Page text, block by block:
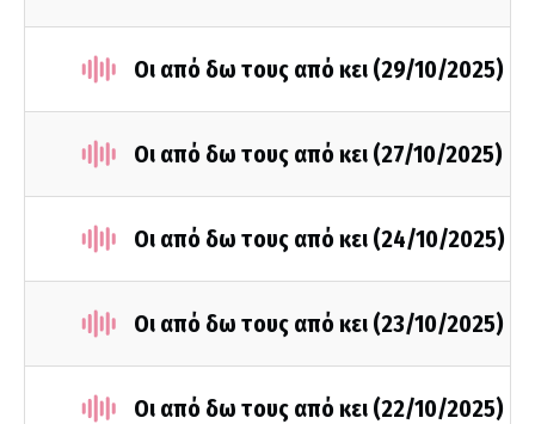
Οι από δω τους από κει (29/10/2025)
Οι από δω τους από κει (27/10/2025)
Οι από δω τους από κει (24/10/2025)
Οι από δω τους από κει (23/10/2025)
Οι από δω τους από κει (22/10/2025)